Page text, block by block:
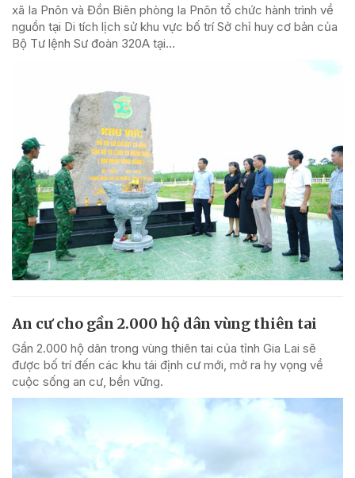
xã Ia Pnôn và Đồn Biên phòng Ia Pnôn tổ chức hành trình về
nguồn tại Di tích lịch sử khu vực bố trí Sở chỉ huy cơ bản của
Bộ Tư lệnh Sư đoàn 320A tại...
An cư cho gần 2.000 hộ dân vùng thiên tai
Gần 2.000 hộ dân trong vùng thiên tai của tỉnh Gia Lai sẽ
được bố trí đến các khu tái định cư mới, mở ra hy vọng về
cuộc sống an cư, bền vững.